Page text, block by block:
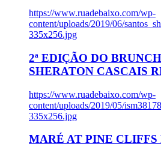
https://www.ruadebaixo.com/wp-
content/uploads/2019/06/
335x256.jpg
2ª EDIÇÃO DO
SHERATON CASCAIS
https://www.ruadebaixo.com/wp-
content/uploads/2019/05/
335x256.jpg
MARÉ AT PINE CLIFFS